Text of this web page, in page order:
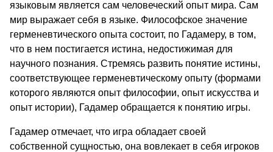
языковым является сам человеческий опыт мира. Сам
мир выражает себя в языке. Философское значение
герменевтического опыта состоит, по Гадамеру, в том,
что в нем постигается истина, недостижимая для
научного познания. Стремясь развить понятие истины,
соответствующее герменевтическому опыту (формами
которого являются опыт философии, опыт искусства и
опыт истории), Гадамер обращается к понятию игры.
Гадамер отмечает, что игра обладает своей
собственной сущностью, она вовлекает в себя игроков